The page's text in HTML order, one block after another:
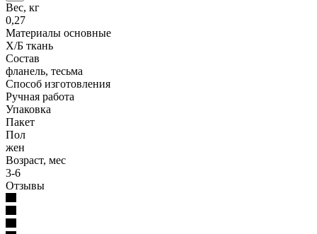
Вес, кг
0,27
Материалы основные
Х/Б ткань
Состав
фланель, тесьма
Способ изготовления
Ручная работа
Упаковка
Пакет
Пол
жен
Возраст, мес
3-6
Отзывы